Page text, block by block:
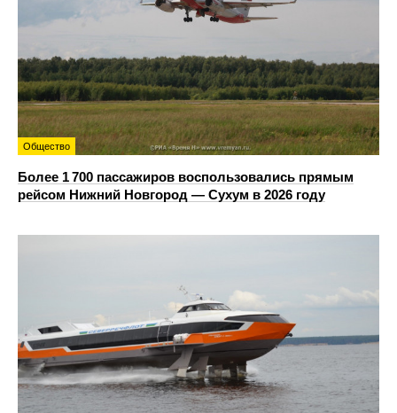
Общество
Более 1 700 пассажиров воспользовались прямым
рейсом Нижний Новгород — Сухум в 2026 году